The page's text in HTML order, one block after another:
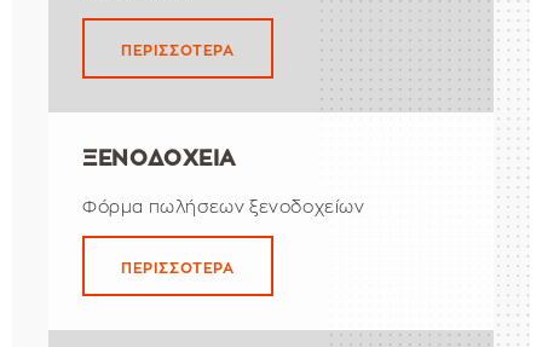
ΠΕΡΙΣΣΟΤΕΡΑ
ΞΕΝΟΔΟΧΕΙΑ
Φόρμα πωλήσεων ξενοδοχείων
ΠΕΡΙΣΣΟΤΕΡΑ